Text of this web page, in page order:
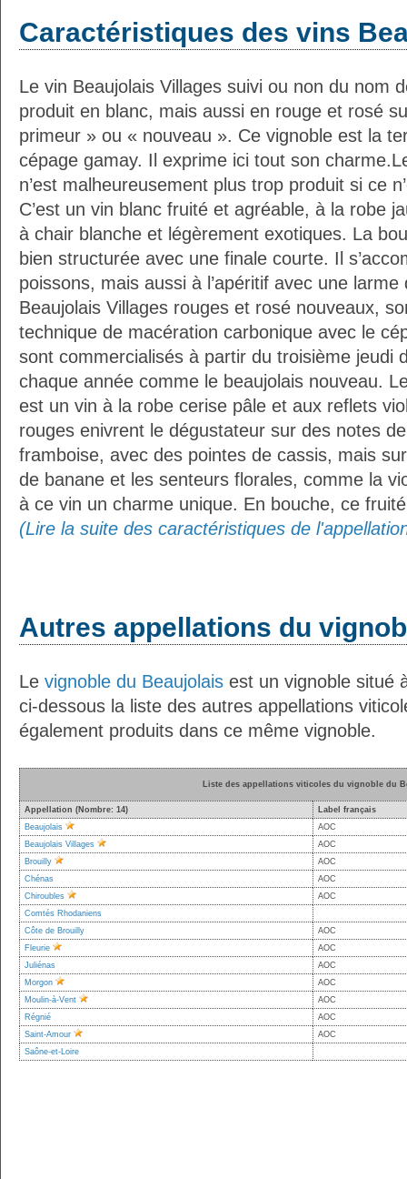
Caractéristiques des vins
Le vin Beaujolais Villages suivi ou non du nom
produit en blanc, mais aussi en rouge et rosé
primeur » ou « nouveau ». Ce vignoble est la
cépage gamay. Il exprime ici tout son
n’est malheureusement plus trop produit si ce
C’est un vin blanc fruité et agréable, à la robe
à chair blanche et légèrement exotiques. La
bien structurée avec une finale courte. Il
poissons, mais aussi à l’apéritif avec une
Beaujolais Villages rouges et rosé nouveaux,
technique de macération carbonique avec le
sont commercialisés à partir du troisième jeudi
chaque année comme le beaujolais nouveau.
est un vin à la robe cerise pâle et aux reflets
rouges enivrent le dégustateur sur des notes
framboise, avec des pointes de cassis, mais
de banane et les senteurs florales, comme la
à ce vin un charme unique. En bouche, ce
(Lire la suite des caractéristiques de
Autres appellations du
Le vignoble du Beaujolais est un vignoble situé
ci-dessous la liste des autres appellations
également produits dans ce même vignoble.
Liste des appellations viticoles du vignoble du
Appellation (Nombre: 14)
Label français
Beaujolais
AOC
Beaujolais Villages
AOC
Brouilly
AOC
Chénas
AOC
Chiroubles
AOC
Comtés Rhodaniens
Côte de Brouilly
AOC
Fleurie
AOC
Juliénas
AOC
Morgon
AOC
Moulin-à-Vent
AOC
Régnié
AOC
Saint-Amour
AOC
Saône-et-Loire